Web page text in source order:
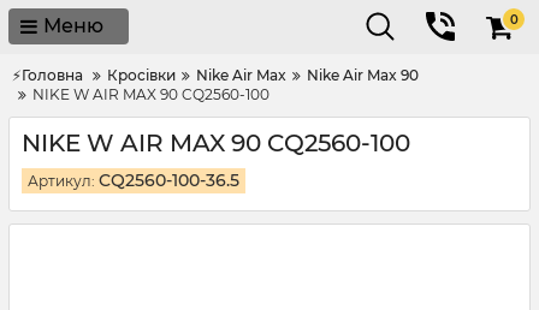
Меню 0
⚡Головна Кросівки Nike Air Max
Nike Air Max 90
NIKE W AIR MAX 90 CQ2560-100
NIKE W AIR MAX 90 CQ2560-100
Артикул: CQ2560-100-36.5